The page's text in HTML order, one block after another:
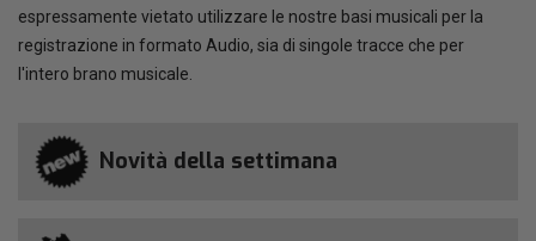
espressamente vietato utilizzare le nostre basi musicali per la
registrazione in formato Audio, sia di singole tracce che per
l'intero brano musicale.
Novità della settimana